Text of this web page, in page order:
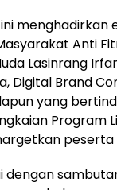
Anti
Lasinrang
Digital Brand
yang
Program
dengan